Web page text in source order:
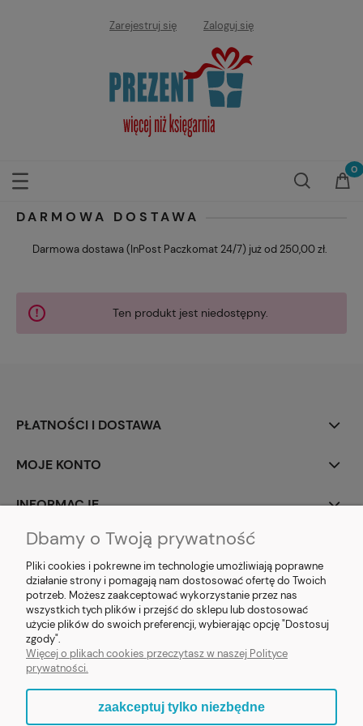
Zarejestruj się Zaloguj się
DARMOWA DOSTAWA
Darmowa dostawa (InPost Paczkomat 24/7) już od 250,00 zł.
Ten produkt jest niedostępny.
PŁATNOŚCI I DOSTAWA
MOJE KONTO
INFORMACJE
SOCIAL MEDIA
E-prezent.org|sprzedaz@e-prezent.org.pl| Tel.:511546060| NIP:
1133029322 | REGON: 388212193 | Skaryszewska 12, 03-802 Warszawa
© 2021 Księgarnia PREZENT
Dbamy o Twoją prywatność
Pliki cookies i pokrewne im technologie umożliwiają poprawne
działanie strony i pomagają nam dostosować ofertę do Twoich
potrzeb. Możesz zaakceptować wykorzystanie przez nas
wszystkich tych plików i przejść do sklepu lub dostosować
użycie plików do swoich preferencji, wybierając opcję "Dostosuj
zgody".
Więcej o plikach cookies przeczytasz w naszej Polityce
prywatności.
zaakceptuj tylko niezbędne